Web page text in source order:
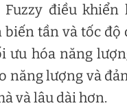
điều khiển
biến tần và tốc độ
ưu hóa năng
năng lượng và
và lâu dài hơn.